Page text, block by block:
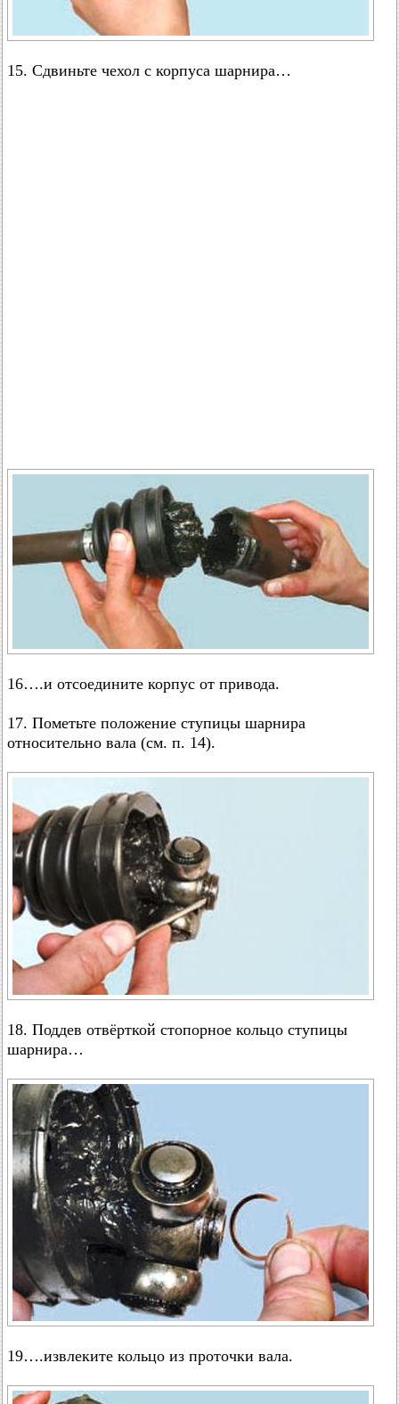
15. Сдвиньте чехол с корпуса шарнира…
16….и отсоедините корпус от привода.
17. Пометьте положение ступицы шарнира
относительно вала (см. п. 14).
18. Поддев отвёрткой стопорное кольцо ступицы
шарнира…
19….извлеките кольцо из проточки вала.